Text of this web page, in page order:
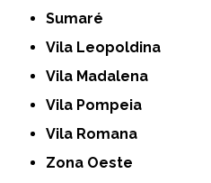
Sumaré
Vila Leopoldina
Vila Madalena
Vila Pompeia
Vila Romana
Zona Oeste